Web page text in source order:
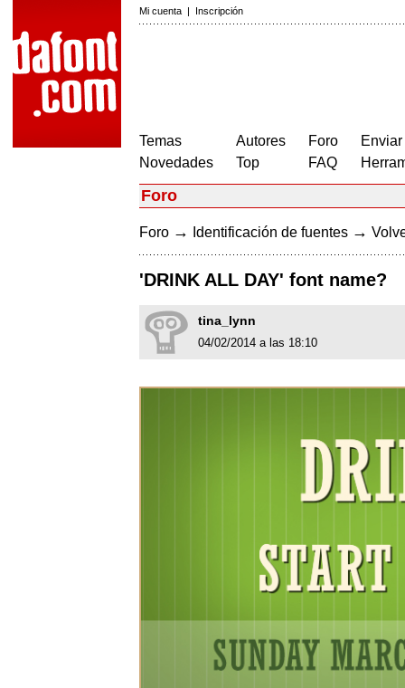
Mi cuenta | Inscripción
Temas
Novedades
Autores
Top
Foro
FAQ
Foro
Foro → Identificación de fuentes →
'DRINK ALL DAY' font name?
tina_lynn
04/02/2014 a las 18:10